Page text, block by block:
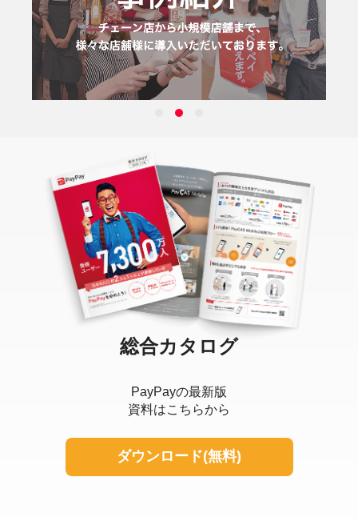
2
総合カタログ
PayPayの最新版
資料はこちらから
ダウンロード(無料)